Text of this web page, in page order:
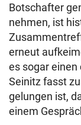
Botschafter
nehmen, ist
erneut
es sogar einen
Seinitz fasst
gelungen ist,
einem